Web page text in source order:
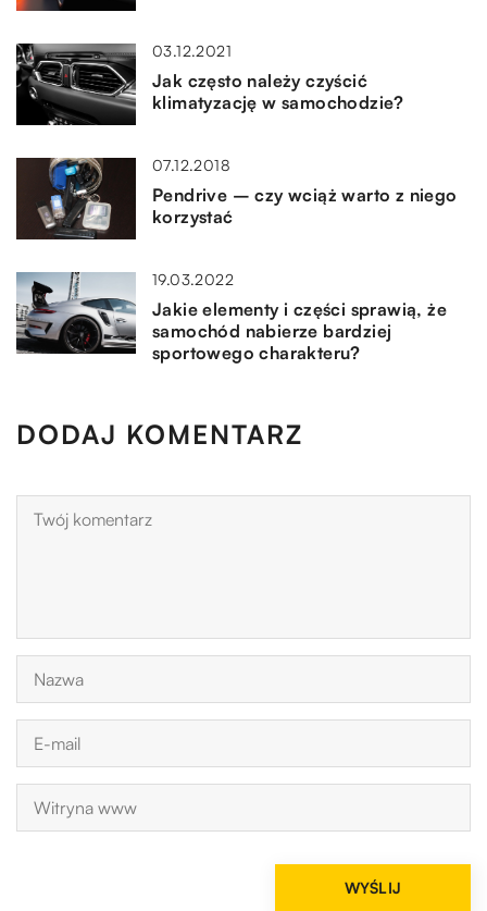
03.12.2021
Jak często należy czyścić
klimatyzację w samochodzie?
07.12.2018
Pendrive – czy wciąż warto z niego
korzystać
19.03.2022
Jakie elementy i części sprawią, że
samochód nabierze bardziej
sportowego charakteru?
DODAJ KOMENTARZ